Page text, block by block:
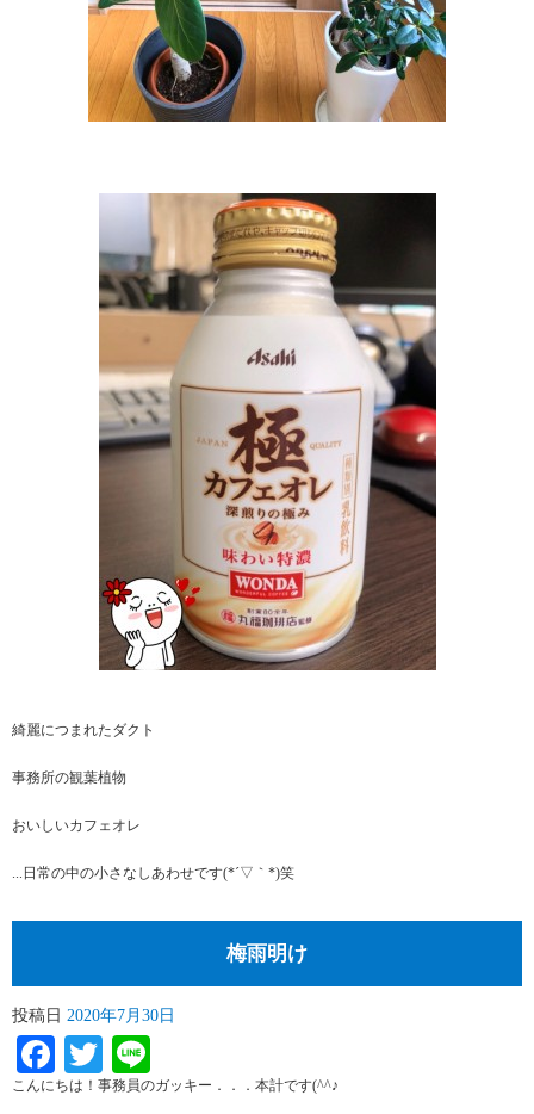
綺麗につまれたダクト
事務所の観葉植物
おいしいカフェオレ
...日常の中の小さなしあわせです(*´▽｀*)笑
梅雨明け
投稿日 2020年7月30日
Facebook
Twitter
こんにちは！事務員のガッキー．．．本計です(^^♪